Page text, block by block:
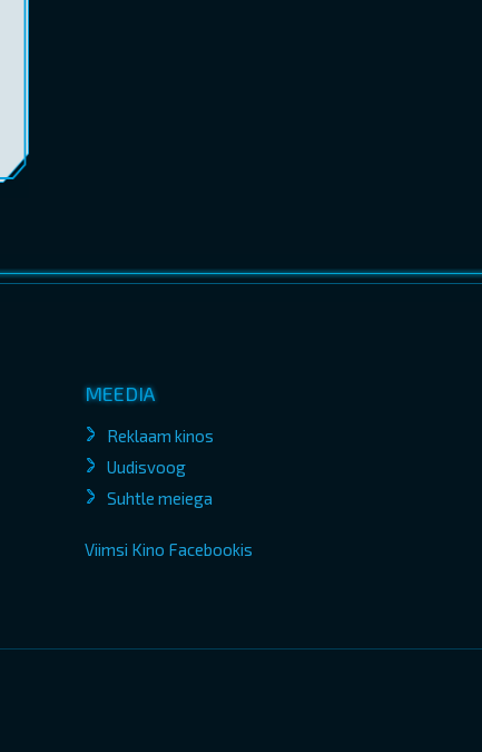
MEEDIA
Reklaam kinos
Uudisvoog
Suhtle meiega
Viimsi Kino Facebookis